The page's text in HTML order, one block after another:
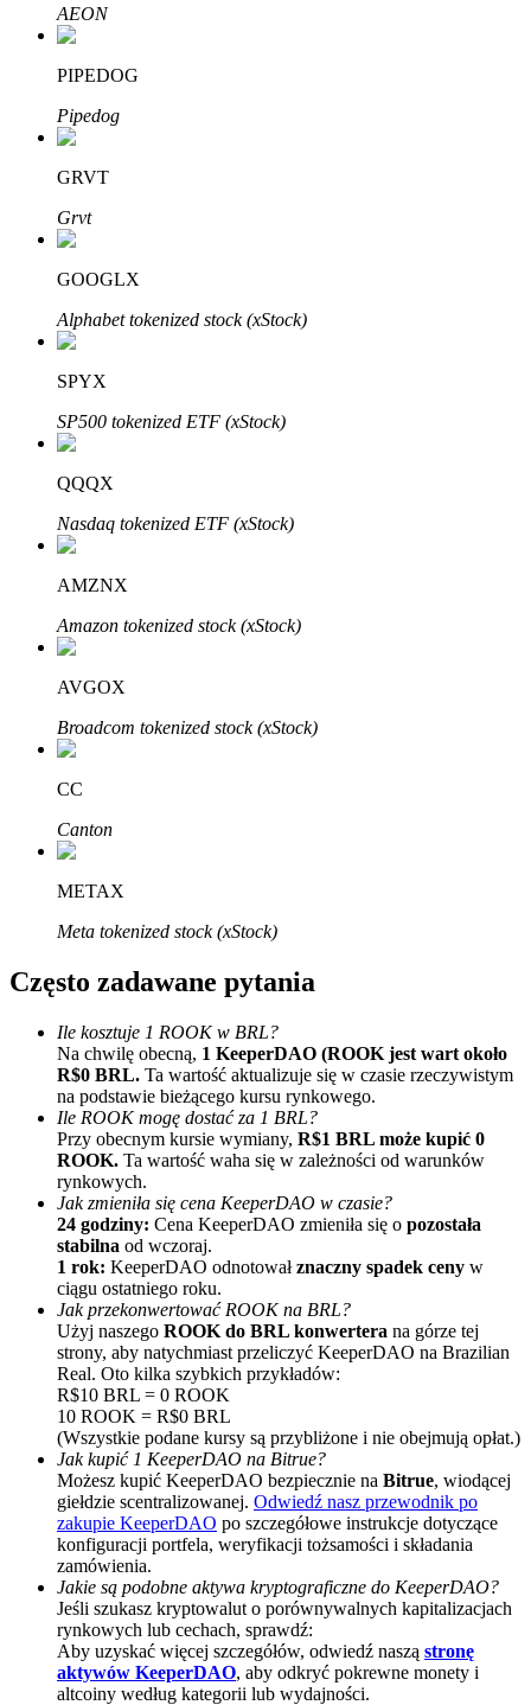
Automatyczna inwestycja
Zdobądź długoterminowy zysk i elastyczne zainteresowania
Naucz się stakingu
Dowiedz się, jak uzyskać dochód pasywny
Bitrue
AI
Bitruści Partnerzy
Afiliaci Bitrue
Polecaj
Zaproś przyjaciela, aby otrzymać nagrody pieniężne
BTC Welcome Rewards
BTC Welcome Rewards
Deposit & Trade BTC to Share 25000 USDT prize pool!
AEON
PIPEDOG
Pipedog
GRVT
Grvt
GOOGLX
Alphabet tokenized stock (xStock)
SPYX
SP500 tokenized ETF (xStock)
QQQX
Nasdaq tokenized ETF (xStock)
AMZNX
Amazon tokenized stock (xStock)
AVGOX
Broadcom tokenized stock (xStock)
CC
Canton
METAX
Meta tokenized stock (xStock)
Często zadawane pytania
Ile kosztuje 1 ROOK w BRL?
Na chwilę obecną, 1 KeeperDAO (ROOK jest wart około
R$0 BRL. Ta wartość aktualizuje się w czasie rzeczywistym
na podstawie bieżącego kursu rynkowego.
Ile ROOK mogę dostać za 1 BRL?
Przy obecnym kursie wymiany, R$1 BRL może kupić 0
ROOK. Ta wartość waha się w zależności od warunków
rynkowych.
Jak zmieniła się cena KeeperDAO w czasie?
24 godziny: Cena KeeperDAO zmieniła się o pozostała
stabilna od wczoraj.
1 rok: KeeperDAO odnotowałznaczny spadek ceny w
ciągu ostatniego roku.
Jak przekonwertować ROOK na BRL?
Użyj naszego ROOK do BRL konwertera na górze tej
strony, aby natychmiast przeliczyć KeeperDAO na Brazilian
Real. Oto kilka szybkich przykładów:
R$10 BRL = 0 ROOK
10 ROOK = R$0 BRL
(Wszystkie podane kursy są przybliżone i nie obejmują opłat.)
Jak kupić 1 KeeperDAO na Bitrue?
Możesz kupić KeeperDAO bezpiecznie na Bitrue, wiodącej
giełdzie scentralizowanej. Odwiedź nasz przewodnik po
zakupie KeeperDAO po szczegółowe instrukcje dotyczące
konfiguracji portfela, weryfikacji tożsamości i składania
zamówienia.
Jakie są podobne aktywa kryptograficzne do KeeperDAO?
Jeśli szukasz kryptowalut o porównywalnych kapitalizacjach
rynkowych lub cechach, sprawdź:
Aby uzyskać więcej szczegółów, odwiedź naszą stronę
aktywów KeeperDAO, aby odkryć pokrewne monety i
altcoiny według kategorii lub wydajności.